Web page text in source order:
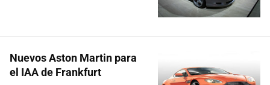
Nuevos Aston Martin para
el IAA de Frankfurt